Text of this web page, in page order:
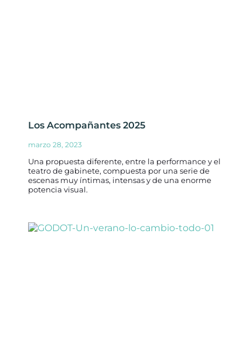
Los Acompañantes 2025
marzo 28, 2023
Una propuesta diferente, entre la performance y el
teatro de gabinete, compuesta por una serie de
escenas muy íntimas, intensas y de una enorme
potencia visual.